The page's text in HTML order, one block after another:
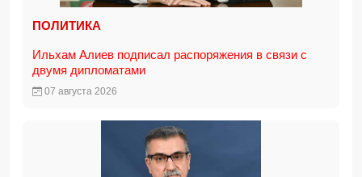
ПОЛИТИКА
Ильхам Алиев подписал распоряжения в связи с
двумя дипломатами
07 августа 2026